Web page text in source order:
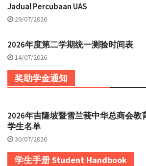
Jadual Percubaan UAS
29/07/2026
2026年度第二学期统一测验时间表
14/07/2026
奖助学金通知
2026年吉隆坡暨雪兰莪中华总商会教
学生名单
30/07/2026
学生手册 Student Handbook